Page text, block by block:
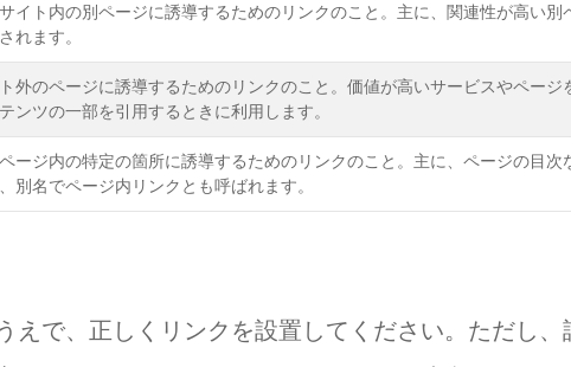
イト内の別ページに誘導するためのリンクのこと。主に、関連性が高い別
れます。
外のページに誘導するためのリンクのこと。価値が高いサービスやページ
ンツの一部を引用するときに利用します。
ージ内の特定の箇所に誘導するためのリンクのこと。主に、ページの目次
別名でページ内リンクとも呼ばれます。
えで、正しくリンクを設置してください。ただし、